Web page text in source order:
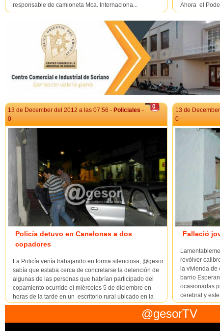
responsable de camioneta Mca. Internaciona...
Ahora el
0
13 de December del 2012 a las 07:56 - Policiales -
0
Policía detuvo en Canelones a dos
copadores
La Policía venía trabajando en forma silenciosa, @gesor
sabía que estaba cerca de concretarse la detención de
algunas de las personas que habrían participado del
copamiento ocurrido el miércoles 5 de diciembre en
horas de la tarde en un escritorio rural ubicado en la
zona céntrica ...
13 de
0
Falleció
revólver
la vivienda de
barrio
ocasionadas
cerebral y
@gesorTV